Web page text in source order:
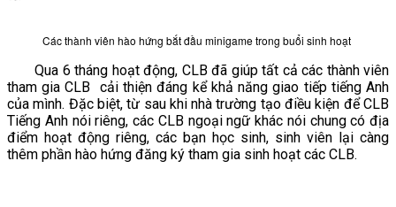
Các thành viên hào hứng bắt đầu minigame trong buổi sinh hoạt
Qua 6 tháng hoạt động, CLB đã giúp tất cả các thành viên
tham gia CLB cải thiện đáng kể khả năng giao tiếp tiếng Anh
của mình. Đặc biệt, từ sau khi nhà trường tạo điều kiện để CLB
Tiếng Anh nói riêng, các CLB ngoại ngữ khác nói chung có địa
điểm hoạt động riêng, các bạn học sinh, sinh viên lại càng
thêm phần hào hứng đăng ký tham gia sinh hoạt các CLB.